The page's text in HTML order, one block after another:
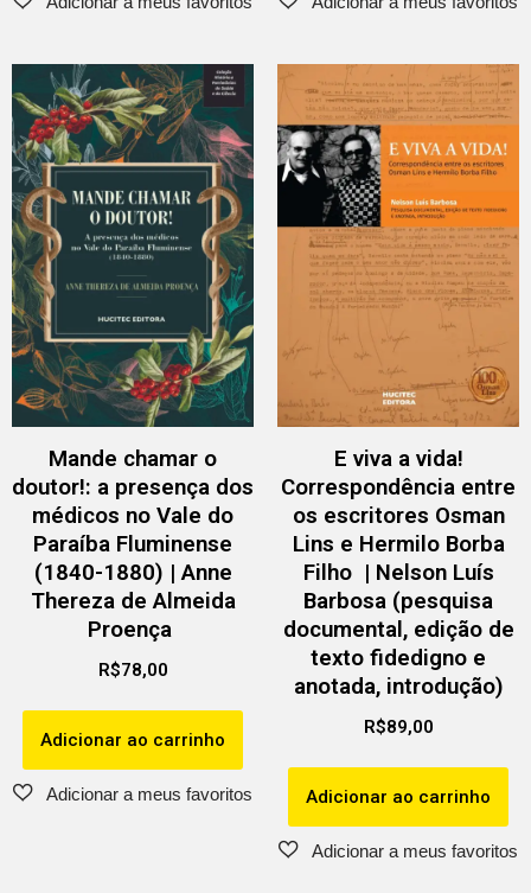
Mande chamar o
doutor!: a presença dos
médicos no Vale do
Paraíba Fluminense
(1840-1880) | Anne
Thereza de Almeida
Proença
R$78,00
Adicionar ao carrinho
E viva a vida!
Correspondência entre
os escritores Osman
Lins e Hermilo Borba
Filho | Nelson Luís
Barbosa (pesquisa
documental, edição de
texto fidedigno e
anotada, introdução)
R$89,00
Adicionar ao carrinho